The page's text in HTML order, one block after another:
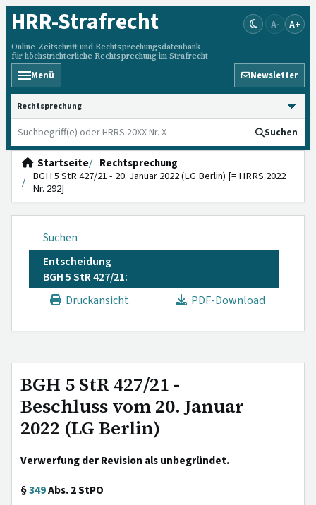
HRR-Strafrecht
Online-Zeitschrift und Rechtsprechungsdatenbank
für höchstrichterliche Rechtsprechung im Strafrecht
A- A+
Menü Newsletter
HRRS durchsuchen
Suchen
Startseite
Rechtsprechung
BGH 5 StR 427/21 - 20. Januar 2022 (LG Berlin) [= HRRS 2022
Nr. 292]
Suchen
Entscheidung
BGH 5 StR 427/21:
Druckansicht
PDF-Download
BGH 5 StR 427/21 -
Beschluss vom 20. Januar
2022 (LG Berlin)
Verwerfung der Revision als unbegründet.
§349Abs. 2 StPO